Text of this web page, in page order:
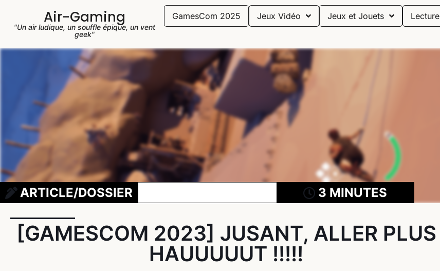
Air-Gaming
"Un air ludique, un souffle épique, un vent
geek"
GamesCom 2025 Jeux Vidéo Jeux et Jouets Lecture
ARTICLE/DOSSIER 3 MINUTES
[GAMESCOM 2023] JUSANT, ALLER PLUS
HAUUUUUT !!!!!